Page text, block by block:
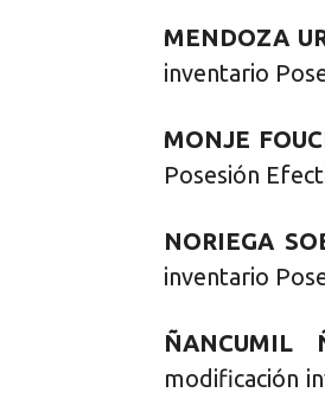
MENDOZA
inventario
MONJE
Posesión
NORIEGA
inventario
ÑANCUMIL
modificación